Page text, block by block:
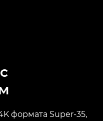
формата Super-35,